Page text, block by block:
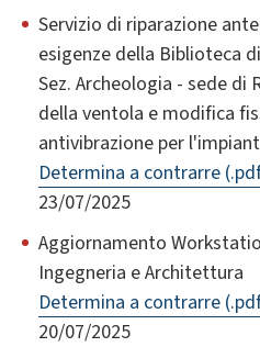
Servizio di riparazione
esigenze della Biblioteca
Sez. Archeologia - sede di
della ventola e modifica
antivibrazione per
Determina a contrarre
23/07/2025
Aggiornamento
Ingegneria e Architettura
Determina a contrarre
20/07/2025